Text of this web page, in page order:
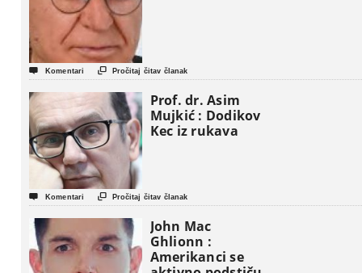
 Komentari  Pročitaj čitav članak
Prof. dr. Asim
Mujkić : Dodikov
Kec iz rukava
 Komentari  Pročitaj čitav članak
John Mac
Ghlionn :
Amerikanci se